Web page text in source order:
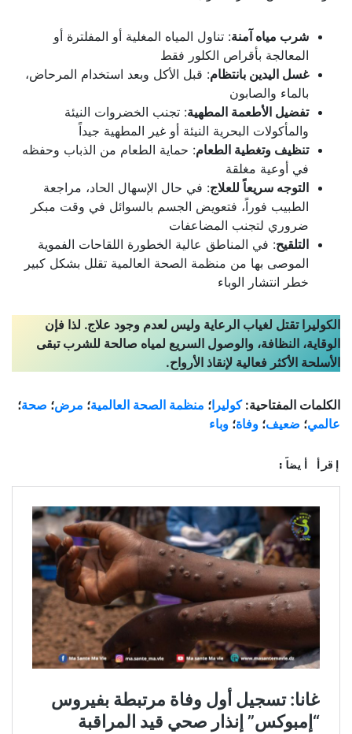
شرب مياه آمنة: تناول المياه المغلية أو المفلترة أو
المعالجة بأقراص الكلور فقط
غسل اليدين بانتظام: قبل الأكل وبعد استخدام المرحاض،
بالماء والصابون
تفضيل الأطعمة المطهية: تجنب الخضروات النيئة
والمأكولات البحرية النيئة أو غير المطهية جيداً
تنظيف وتغطية الطعام: حماية الطعام من الذباب وحفظه
في أوعية مغلقة
التوجه سريعاً للعلاج: في حال الإسهال الحاد، مراجعة
الطبيب فوراً، فتعويض الجسم بالسوائل في وقت مبكر
ضروري لتجنب المضاعفات
التلقيح: في المناطق عالية الخطورة اللقاحات الفموية
الموصى بها من منظمة الصحة العالمية تقلل بشكل كبير
خطر انتشار الوباء
الكوليرا تقتل لغياب الرعاية وليس لعدم وجود علاج. لذا فإن
الوقاية، النظافة، والوصول السريع لمياه صالحة للشرب تبقى
الأسلحة الأكثر فعالية لإنقاذ الأرواح.
الكلمات المفتاحية:كوليرا؛ منظمة الصحة العالمية؛ مرض؛ صحة؛
عالمي؛ ضعيف؛ وفاة؛ وباء
إقرأ أيضاً: